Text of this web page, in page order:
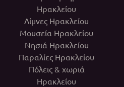
Ηρακλείου
Λίμνες Ηρακλείου
Μουσεία Ηρακλείου
Νησιά Ηρακλείου
Παραλίες Ηρακλείου
Πόλεις & χωριά
Ηρακλείου